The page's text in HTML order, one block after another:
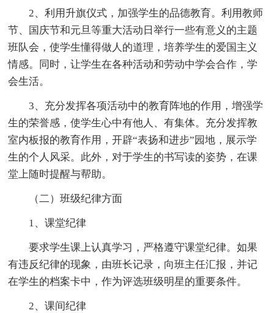
2、利用升旗仪式，加强学生的品德教育。利用教师
节、国庆节和元旦等重大活动日举行一些有意义的主题
班队会，使学生懂得做人的道理，培养学生的爱国主义
情感。同时，让学生在各种活动和劳动中学会合作，学
会生活。
3、充分发挥各项活动中的教育阵地的作用，增强学
生的荣誉感，使学生心中有他人、有集体。充分发挥教
室内板报的教育作用，开辟“表扬和进步”园地，展示学
生的个人风采。此外，对于学生的书写读的姿势，在课
堂上随时提醒与帮助。
（二）班级纪律方面
1、课堂纪律
要求学生课上认真学习，严格遵守课堂纪律。如果
有违反纪律的现象，由班长记录，向班主任汇报，并记
在学生的档案卡中，作为评选班级明星的重要条件。
2、课间纪律